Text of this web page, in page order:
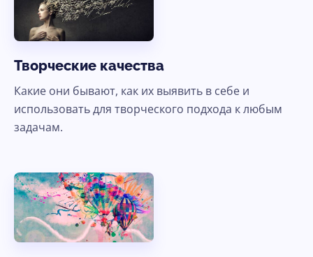
Творческие качества
Какие они бывают, как их выявить в себе и
использовать для творческого подхода к любым
задачам.